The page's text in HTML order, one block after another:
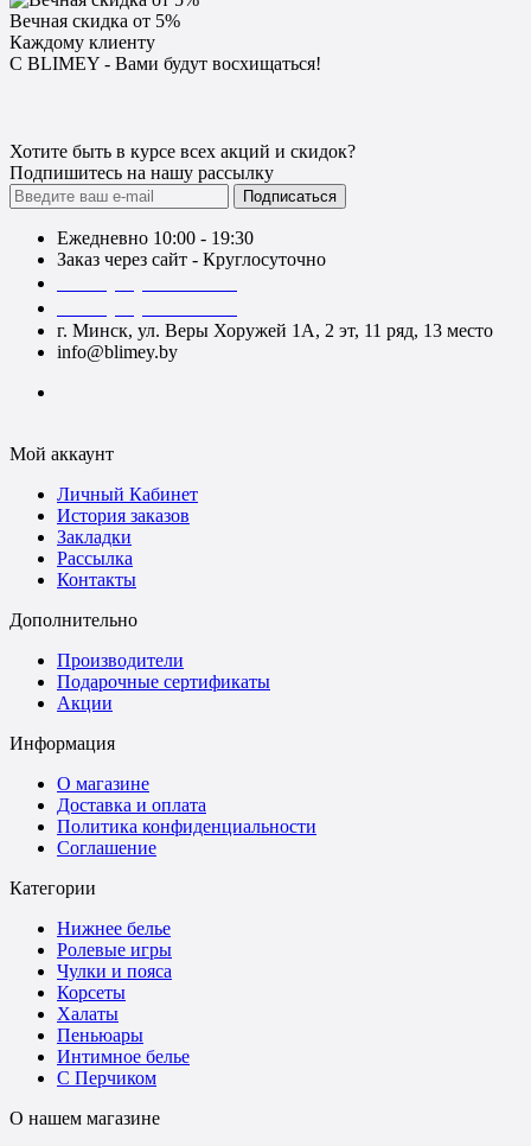
Вечная скидка от 5%
Каждому клиенту
С BLIMEY - Вами будут восхищаться!
Хотите быть в курсе всех акций и скидок?
Подпишитесь на нашу рассылку
Подписаться
Ежедневно 10:00 - 19:30
Заказ через сайт - Круглосуточно
г. Минск, ул. Веры Хоружей 1А, 2 эт, 11 ряд, 13 место
info@blimey.by
Мой аккаунт
Личный Кабинет
История заказов
Закладки
Рассылка
Контакты
Дополнительно
Производители
Подарочные сертификаты
Акции
Информация
О магазине
Доставка и оплата
Политика конфиденциальности
Соглашение
Категории
Нижнее белье
Ролевые игры
Чулки и пояса
Корсеты
Халаты
Пеньюары
Интимное белье
С Перчиком
О нашем магазине